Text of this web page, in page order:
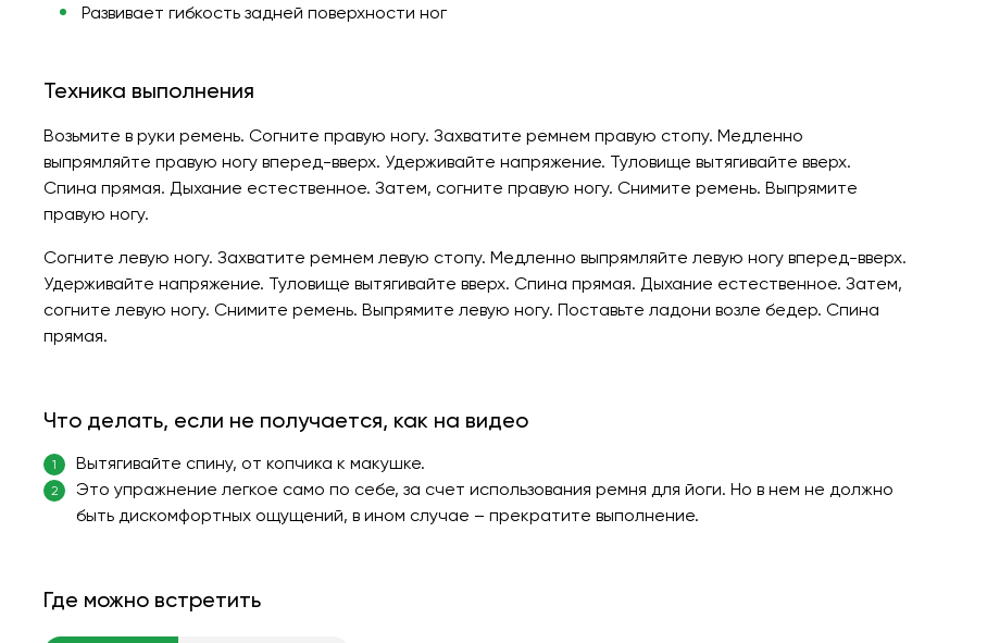
Развивает гибкость задней поверхности ног
Техника выполнения
Возьмите в руки ремень. Согните правую ногу. Захватите ремнем правую стопу. Медленно
выпрямляйте правую ногу вперед-вверх. Удерживайте напряжение. Туловище вытягивайте вверх.
Спина прямая. Дыхание естественное. Затем, согните правую ногу. Снимите ремень. Выпрямите
правую ногу.
Согните левую ногу. Захватите ремнем левую стопу. Медленно выпрямляйте левую ногу вперед-вверх.
Удерживайте напряжение. Туловище вытягивайте вверх. Спина прямая. Дыхание естественное. Затем,
согните левую ногу. Снимите ремень. Выпрямите левую ногу. Поставьте ладони возле бедер. Спина
прямая.
Что делать, если не получается, как на видео
1 Вытягивайте спину, от копчика к макушке.
2
Это упражнение легкое само по себе, за счет использования ремня для йоги. Но в нем не должно
быть дискомфортных ощущений, в ином случае – прекратите выполнение.
Где можно встретить